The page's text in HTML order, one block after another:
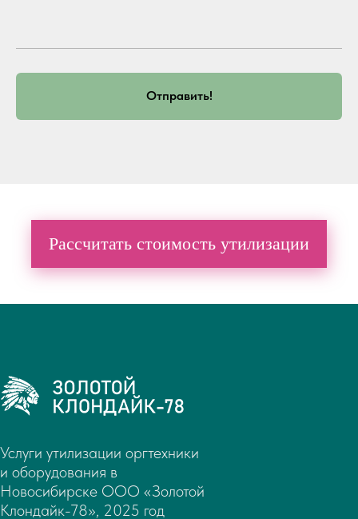
Отправить!
Рассчитать стоимость утилизации
Услуги утилизации оргтехники
и оборудования в
Новосибирске ООО «Золотой
Клондайк-78», 2025 год